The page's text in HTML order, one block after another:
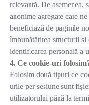
relevantă. De asemenea,
anonime agregate care
beneficiază de paginile
îmbunătățirea structurii
identificarea personală a
4. Ce cookie-uri
Folosim două tipuri de
urile per sesiune sunt
utilizatorului până la